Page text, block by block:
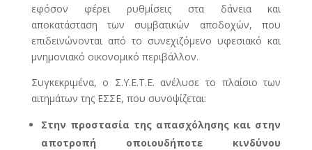
εφόσον φέρει ρυθμίσεις στα δάνεια και
αποκατάσταση των συμβατικών αποδοχών, που
επιδεινώνονται από το συνεχιζόμενο υφεσιακό και
μνημονιακό οικονομικό περιβάλλον.
Συγκεκριμένα, ο Σ.Υ.Ε.Τ.Ε. ανέλυσε το πλαίσιο των
αιτημάτων της ΕΣΣΕ, που συνοψίζεται:
Στην προστασία της απασχόλησης και στην
αποτροπή οποιουδήποτε κινδύνου